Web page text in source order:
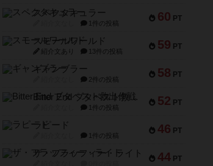
60 PT
スペクタキュラー
1件の投稿
59 PT
スモールワールド
紹介文あり 13件の投稿
58 PT
ギャンブラー
2件の投稿
52 PT
Bitter End ブタペスト救出作戦
1件の投稿
46 PT
ラピード
1件の投稿
44 PT
ザ・フラッフィー・ライト